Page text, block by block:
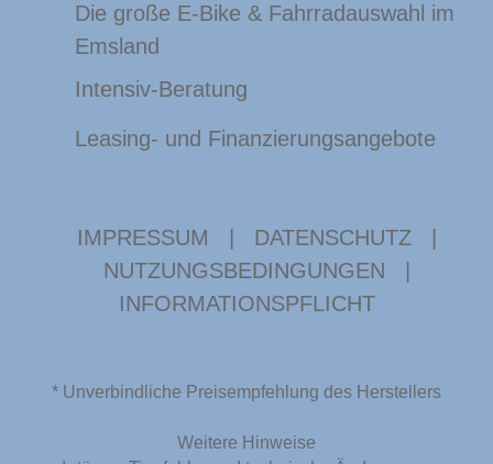
Die große E-Bike & Fahrradauswahl im
Emsland
Intensiv-Beratung
Leasing- und Finanzierungsangebote
IMPRESSUM DATENSCHUTZ
NUTZUNGSBEDINGUNGEN
INFORMATIONSPFLICHT
* Unverbindliche Preisempfehlung des Herstellers
Weitere Hinweise